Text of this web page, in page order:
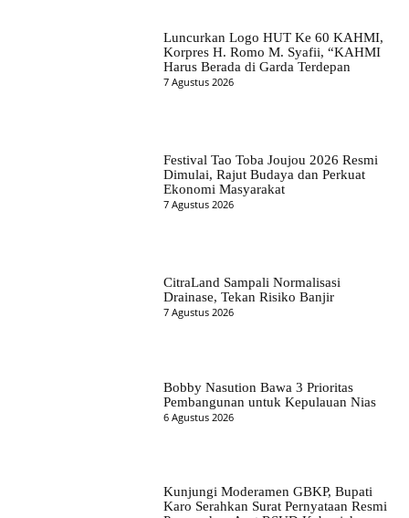
Luncurkan Logo HUT Ke 60 KAHMI,
Korpres H. Romo M. Syafii, “KAHMI
Harus Berada di Garda Terdepan
7 Agustus 2026
Festival Tao Toba Joujou 2026 Resmi
Dimulai, Rajut Budaya dan Perkuat
Ekonomi Masyarakat
7 Agustus 2026
CitraLand Sampali Normalisasi
Drainase, Tekan Risiko Banjir
7 Agustus 2026
Bobby Nasution Bawa 3 Prioritas
Pembangunan untuk Kepulauan Nias
6 Agustus 2026
Kunjungi Moderamen GBKP, Bupati
Karo Serahkan Surat Pernyataan Resmi